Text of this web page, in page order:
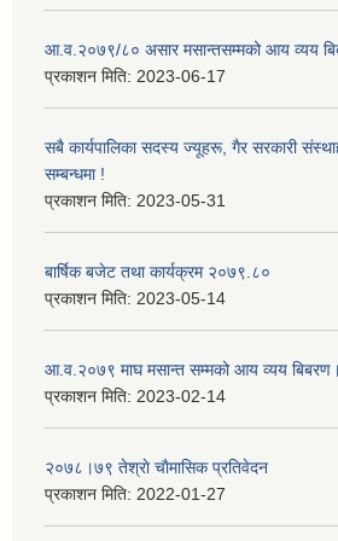
आ.व.२०७९/८० असार मसान्तसम्मको आय व्यय
प्रकाशन मिति: 2023-06-17
सबै कार्यपालिका सदस्य ज्यूहरू, गैर सरकारी
सम्बन्धमा !
प्रकाशन मिति: 2023-05-31
बार्षिक बजेट तथा कार्यक्रम २०७९.८०
प्रकाशन मिति: 2023-05-14
आ.व.२०७९ माघ मसान्त सम्मको आय व्यय बिबरण।
प्रकाशन मिति: 2023-02-14
२०७८।७९ तेश्राे चाैमासिक प्रतिवेदन
प्रकाशन मिति: 2022-01-27